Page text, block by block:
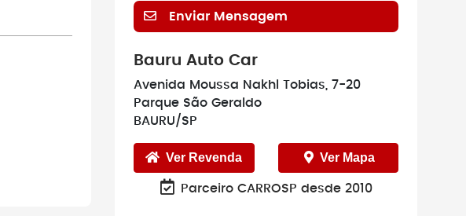
Enviar Mensagem
Bauru Auto Car
Avenida Moussa Nakhl Tobias, 7-20
Parque São Geraldo
BAURU/SP
Ver Revenda Ver Mapa
Parceiro CARROSP desde 2010